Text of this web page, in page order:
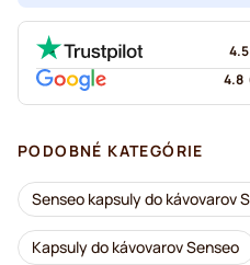
4.5
4.8
PODOBNÉ KATEGÓRIE
Senseo kapsuly do kávovarov
Kapsuly do kávovarov Senseo